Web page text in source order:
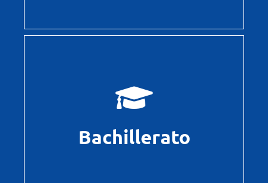
Bachillerato
Bachillerato